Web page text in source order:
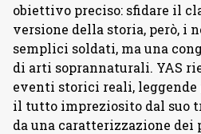
obiettivo preciso: sfidare il
versione della storia, però, i
semplici soldati, ma una
di arti soprannaturali. YAS
eventi storici reali, leggende
il tutto impreziosito dal suo
da una caratterizzazione dei